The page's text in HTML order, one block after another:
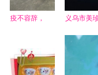
疫不容辞，
——重庆日
用品消费品
义乌市美
专业制造纸
香皂与沐